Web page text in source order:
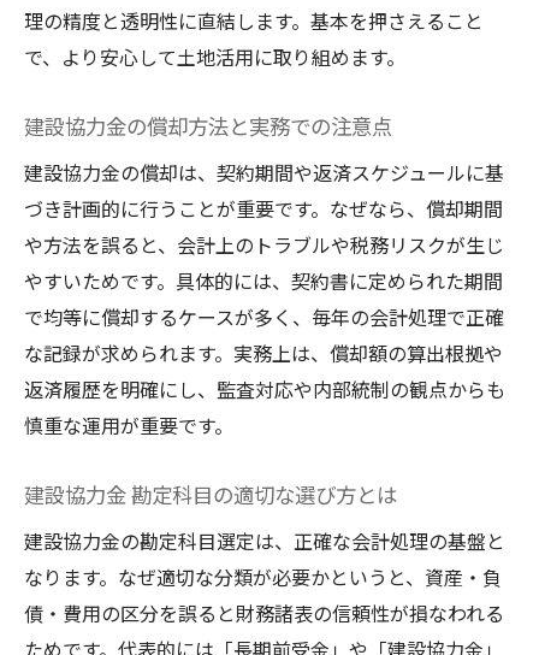
理の精度と透明性に直結します。基本を押さえること
で、より安心して土地活用に取り組めます。
建設協力金の償却方法と実務での注意点
建設協力金の償却は、契約期間や返済スケジュールに基
づき計画的に行うことが重要です。なぜなら、償却期間
や方法を誤ると、会計上のトラブルや税務リスクが生じ
やすいためです。具体的には、契約書に定められた期間
で均等に償却するケースが多く、毎年の会計処理で正確
な記録が求められます。実務上は、償却額の算出根拠や
返済履歴を明確にし、監査対応や内部統制の観点からも
慎重な運用が重要です。
建設協力金 勘定科目の適切な選び方とは
建設協力金の勘定科目選定は、正確な会計処理の基盤と
なります。なぜ適切な分類が必要かというと、資産・負
債・費用の区分を誤ると財務諸表の信頼性が損なわれる
ためです。代表的には「長期前受金」や「建設協力金」